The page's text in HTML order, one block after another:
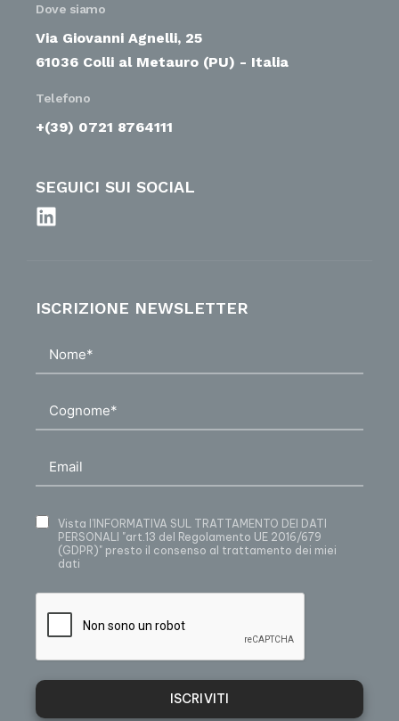
Dove siamo
Via Giovanni Agnelli, 25
61036 Colli al Metauro (PU) - Italia
Telefono
+(39) 0721 8764111
SEGUICI SUI SOCIAL
ISCRIZIONE NEWSLETTER
Vista l’INFORMATIVA SUL TRATTAMENTO DEI DATI
PERSONALI
"art.13 del Regolamento UE 2016/679
(GDPR)" presto il consenso al trattamento dei miei
dati
ISCRIVITI